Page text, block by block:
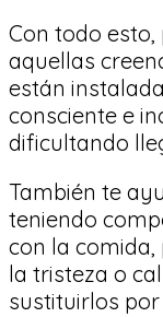
Con todo
aquellas
están
consciente e
dificultando
También te
teniendo
con la
la tristeza o
sustituirlos